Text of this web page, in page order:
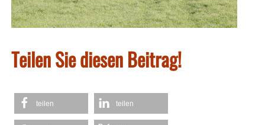
Teilen Sie diesen Beitrag!
teilen teilen